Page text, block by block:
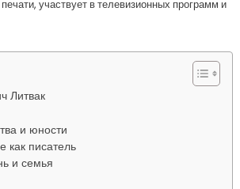
участвует в телевизионных программ и
Литвак
и юности
как писатель
и семья